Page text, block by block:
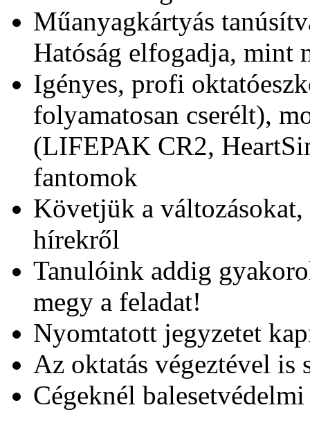
Műanyagkártyás
Hatóság elfogadja, mint
Igényes, profi
folyamatosan cserélt),
(LIFEPAK CR2,
fantomok
Követjük a
hírekről
Tanulóink addig
megy a feladat!
Nyomtatott jegyzetet
Az oktatás végeztével is
Cégeknél